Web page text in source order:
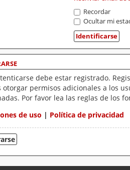
Recordar
Ocultar mi
debe estar registrado.
otorgar permisos adicionales a los
Por favor lea las reglas de los
de uso | Política de privacidad